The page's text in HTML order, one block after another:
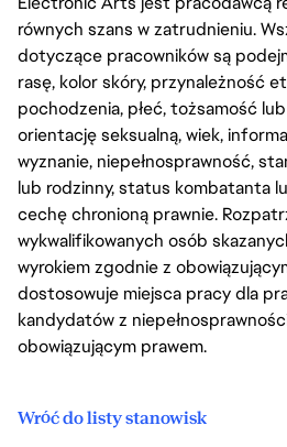
równych szans w zatrudnieniu.
dotyczące pracowników są
rasę, kolor skóry, przynależność
pochodzenia, płeć, tożsamość
orientację seksualną, wiek,
wyznanie, niepełnosprawność,
lub rodzinny, status kombatanta
cechę chronioną prawnie.
wykwalifikowanych osób
wyrokiem zgodnie z
dostosowuje miejsca pracy dla
kandydatów z
obowiązującym prawem.
Wróć do listy stanowisk